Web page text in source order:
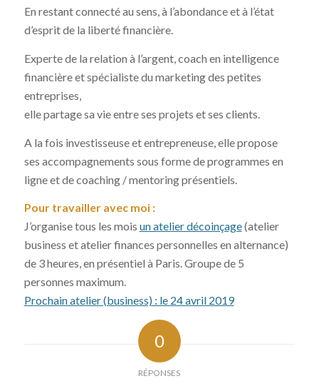
En restant connecté au sens, à l’abondance et à l’état
d’esprit de la liberté financière.
Experte de la relation à l’argent, coach en intelligence
financière et spécialiste du marketing des petites
entreprises,
elle partage sa vie entre ses projets et ses clients.
A la fois investisseuse et entrepreneuse, elle propose
ses accompagnements sous forme de programmes en
ligne et de coaching / mentoring présentiels.
Pour travailler avec moi :
J’organise tous les mois un atelier décoinçage(atelier
business et atelier finances personnelles en alternance)
de 3 heures, en présentiel à Paris. Groupe de 5
personnes maximum.
Prochain atelier (business) : le 24 avril 2019
0
RÉPONSES